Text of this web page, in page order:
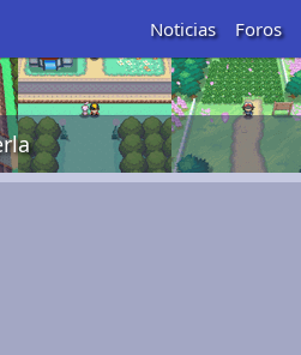
Noticias Foros